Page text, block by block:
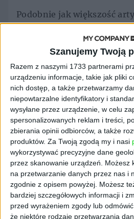
Szanujemy Twoją
Razem z naszymi 1733 partnerami
urządzeniu informacje, takie jak pliki
nich dostęp, a także przetwarzamy
niepowtarzalne identyfikatory i
wysyłane przez urządzenie, w celu
spersonalizowanych reklam i treści,
zbierania opinii odbiorców, a także
produktów. Za Twoją zgodą my i nasi
wykorzystywać precyzyjne dane
przez skanowanie urządzeń. Możesz
na przetwarzanie danych przez nas i
zgodnie z opisem powyżej. Możesz
bardziej szczegółowych informacji i
przed wyrażeniem zgody lub odmówić
że niektóre rodzaje przetwarzania
Podobnie jak większość
Adele zarabia większość
koncertowych. Jeśli zaś
zarobki z koncertów są
Poprzednia trasa,
wygenerowała 252 miliony
sprzedaży biletów i
przekonuje, że firma
wzięła lwią część dla siebie,
otrzymała 74 mln dolarów.
śpiewania piosenkarka
dolarów.
Obecnie te zarobki mają
Adele chce wrócić do
nawet rezydenturę w Las
tam? Ponieważ Adele